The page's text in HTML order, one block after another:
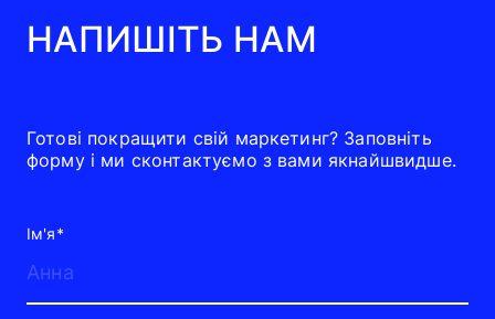
НАПИШІТЬ НАМ
Готові покращити свій маркетинг? Заповніть
форму і ми сконтактуємо з вами якнайшвидше.
Ім'я*